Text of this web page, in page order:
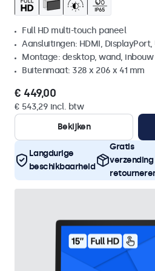
Full HD multi-touch paneel
Aansluitingen: HDMI, DisplayPort,
Montage: desktop, wand, inbouw
Buitenmaat: 328 x 206 x 41 mm
€ 449,00
€ 543,29 incl. btw
Bekijken
Langdurige
beschikbaarheid
Gratis
verzending